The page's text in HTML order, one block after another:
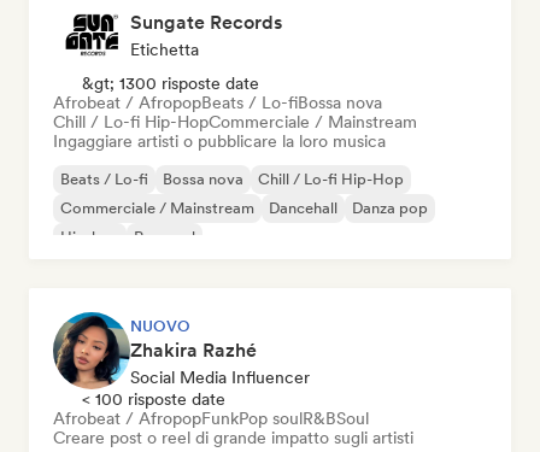
Sungate Records
Etichetta
&gt; 1300 risposte date
Afrobeat / AfropopBeats / Lo-fiBossa nova
Chill / Lo-fi Hip-HopCommerciale / Mainstream
Ingaggiare artisti o pubblicare la loro musica
Beats / Lo-fi Bossa nova
Chill / Lo-fi Hip-Hop
Commerciale / Mainstream
Dancehall
Danza pop
Hip-hop
Pop soul
NUOVO
Zhakira Razhé
Social Media Influencer
< 100 risposte date
Afrobeat / AfropopFunkPop soulR&BSoul
Creare post o reel di grande impatto sugli artisti